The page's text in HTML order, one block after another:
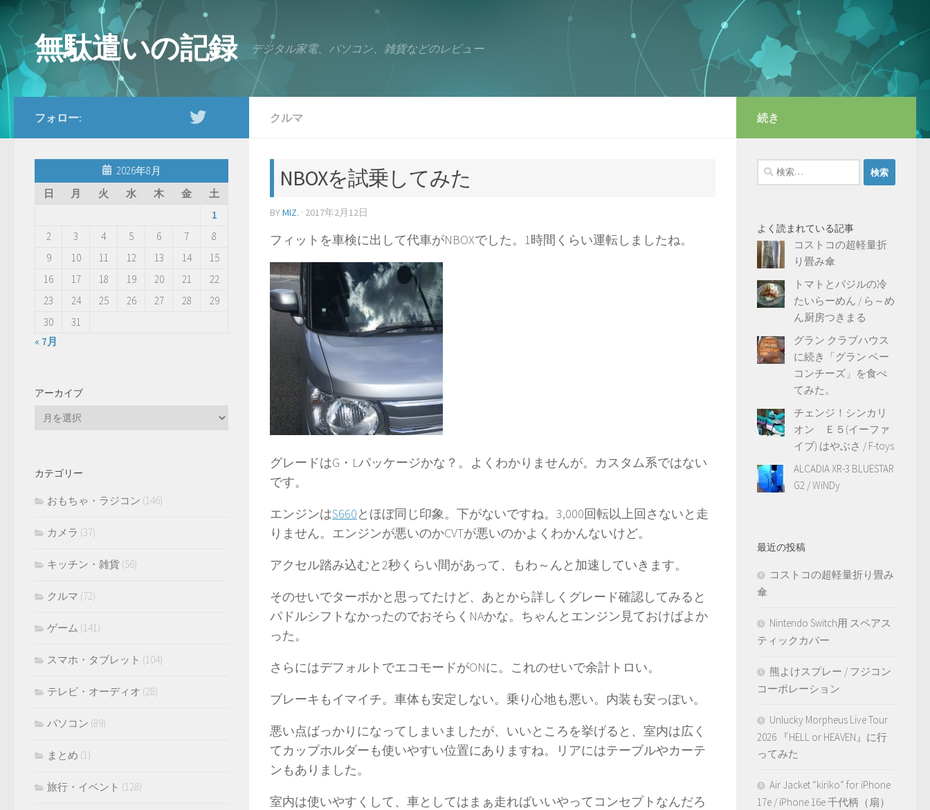
コンテンツへスキップ
無駄遣いの記録 デジタル家電、パソコン、雑貨などのレビュー
クルマ
NBOXを試乗してみた
BYMIZ. · 2017年2月12日
フィットを車検に出して代車がNBOXでした。1時間くらい運転しましたね。
グレードはG・Lパッケージかな？。よくわかりませんが。カスタム系ではない
です。
エンジンはS660とほぼ同じ印象。下がないですね。3,000回転以上回さないと走
りません。エンジンが悪いのかCVTが悪いのかよくわかんないけど。
アクセル踏み込むと2秒くらい間があって、もわ～んと加速していきます。
そのせいでターボかと思ってたけど、あとから詳しくグレード確認してみると
パドルシフトなかったのでおそらくNAかな。ちゃんとエンジン見ておけばよか
った。
さらにはデフォルトでエコモードがONに。これのせいで余計トロい。
ブレーキもイマイチ。車体も安定しない。乗り心地も悪い。内装も安っぽい。
悪い点ばっかりになってしまいましたが、いいところを挙げると、室内は広く
てカップホルダーも使いやすい位置にありますね。リアにはテーブルやカーテ
ンもありました。
室内は使いやすくして、車としてはまぁ走ればいいやってコンセプトなんだろ
フォロー:
2026年8月
日
月 火 水 木 金
土
1
2
3 4 5 6 7
8
9
10 11 12 13 14
15
16
17 18 19 20 21
22
23
24 25 26 27 28
29
30
31
« 7月
アーカイブ
ブ
カテゴリー
おもちゃ・ラジコン (146)
カメラ (37)
キッチン・雑貨 (56)
クルマ (72)
ゲーム (141)
スマホ・タブレット (104)
テレビ・オーディオ (28)
パソコン (89)
まとめ (1)
旅行・イベント (128)
続き
検
索:
よく読まれている記事
コストコの超軽量折
り畳み傘
トマトとバジルの冷
たいらーめん / ら～め
ん厨房つきまる
グラン クラブハウス
に続き「グラン ベー
コンチーズ」を食べ
てみた。
チェンジ！シンカリ
オン Ｅ５(イーファ
イブ) はやぶさ / F-toys
ALCADIA XR-3 BLUESTAR
G2 / WiNDy
最近の投稿
コストコの超軽量折り畳み
傘
Nintendo Switch用 スペアス
ティックカバー
熊よけスプレー / フジコン
コーポレーション
Unlucky Morpheus Live Tour
2026 『HELL or HEAVEN』に行
ってみた
Air Jacket “kiriko” for iPhone
17e / iPhone 16e 千代柄（扇）